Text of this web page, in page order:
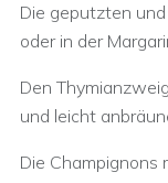
Die geputzten
oder in der
Den
und leicht
Die Champignons